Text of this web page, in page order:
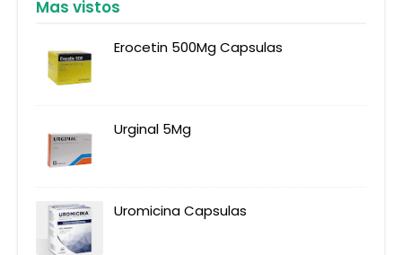
Mas vistos
Erocetin 500Mg Capsulas
Urginal 5Mg
Uromicina Capsulas